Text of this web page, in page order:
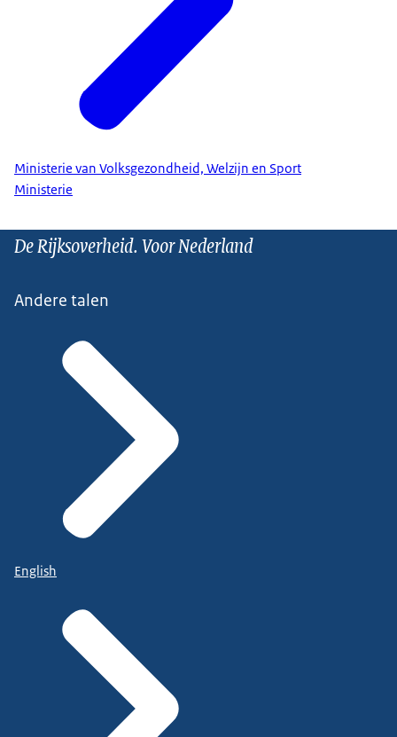
Ministerie van Volksgezondheid, Welzijn en Sport
Ministerie
De Rijksoverheid. Voor Nederland
Andere talen
English